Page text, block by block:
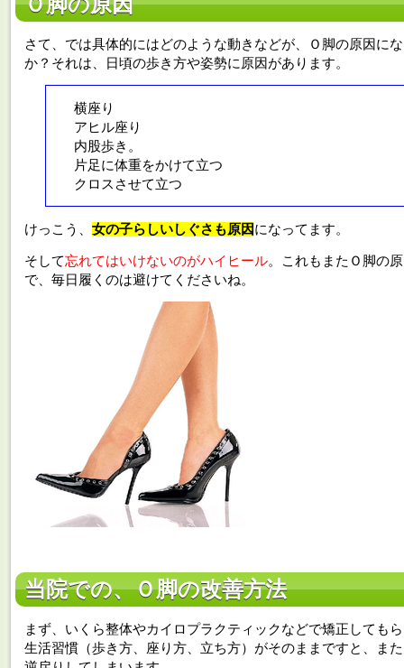
さて、では具体的にはどのような動きなどが、Ｏ脚の原因に
か？それは、日頃の歩き方や姿勢に原因があります。
横座り
アヒル座り
内股歩き。
片足に体重をかけて立つ
クロスさせて立つ
けっこう、 女の子らしいしぐさも原因になってます。
そして忘れてはいけないのがハイヒール。これもまたＯ脚の
で、毎日履くのは避けてくださいね。
当院での、Ｏ脚の改善方法
まず、いくら整体やカイロプラクティックなどで矯正しても
生活習慣（歩き方、座り方、立ち方）がそのままですと、ま